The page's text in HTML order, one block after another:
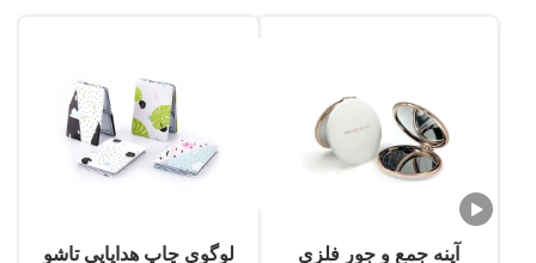
آینه جمع و جور فلزی
لوگوی چاپ هدایایی تاشو